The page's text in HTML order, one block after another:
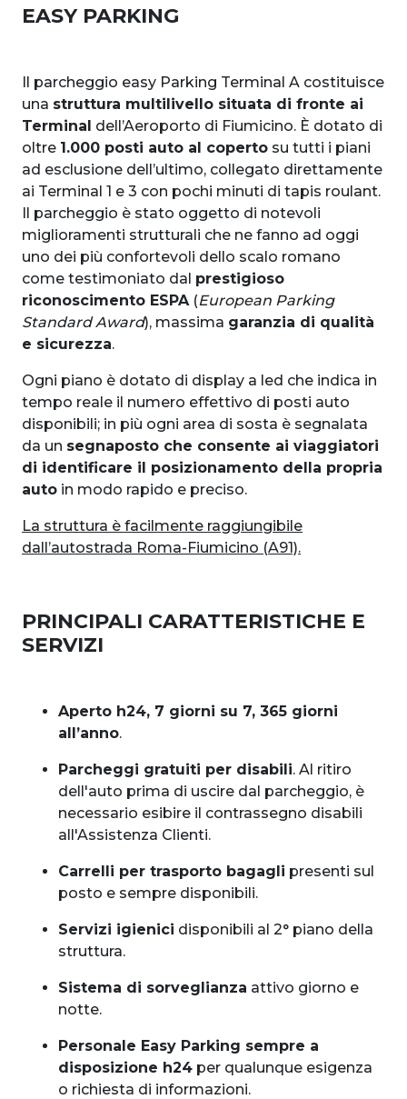
EASY PARKING
Il parcheggio easy Parking Terminal A costituisce
una struttura multilivello situata di fronte ai
Terminal dell’Aeroporto di Fiumicino. È dotato di
oltre 1.000 posti auto al coperto su tutti i piani
ad esclusione dell’ultimo, collegato direttamente
ai Terminal 1 e 3 con pochi minuti di tapis roulant.
Il parcheggio è stato oggetto di notevoli
miglioramenti strutturali che ne fanno ad oggi
uno dei più confortevoli dello scalo romano
come testimoniato dal prestigioso
riconoscimento ESPA (European Parking
Standard Award), massima garanzia di qualità
e sicurezza.
Ogni piano è dotato di display a led che indica in
tempo reale il numero effettivo di posti auto
disponibili; in più ogni area di sosta è segnalata
da un segnaposto che consente ai viaggiatori
di identificare il posizionamento della propria
auto in modo rapido e preciso.
La struttura è facilmente raggiungibile
dall’autostrada Roma-Fiumicino (A91).
PRINCIPALI CARATTERISTICHE E
SERVIZI
Aperto h24, 7 giorni su 7, 365 giorni
all’anno.
Parcheggi gratuiti per disabili. Al ritiro
dell'auto prima di uscire dal parcheggio, è
necessario esibire il contrassegno disabili
all'Assistenza Clienti.
Carrelli per trasporto bagagli presenti sul
posto e sempre disponibili.
Servizi igienici disponibili al 2° piano della
struttura.
Sistema di sorveglianza attivo giorno e
notte.
Personale Easy Parking sempre a
disposizione h24 per qualunque esigenza
o richiesta di informazioni.